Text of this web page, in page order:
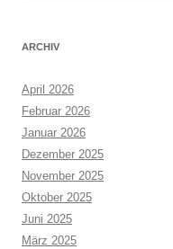
ARCHIV
April 2026
Februar 2026
Januar 2026
Dezember 2025
November 2025
Oktober 2025
Juni 2025
März 2025